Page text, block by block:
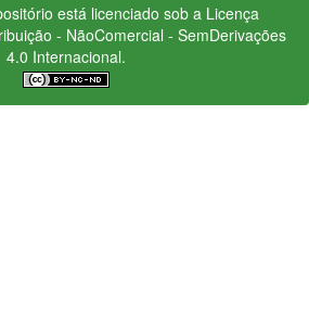
está licenciado sob a Licença
- NãoComercial - SemDerivações
4.0 Internacional.